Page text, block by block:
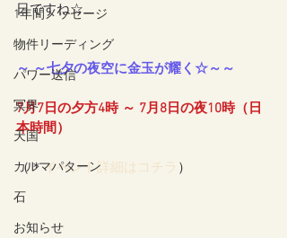
1年間メッセージ
物件リーディング
パワー送信
冥界
天国
カルマパターン
石
お知らせ
日ですね☆
～ ～七夕の夜空に金玉が耀く☆～～
7月7日の夕方4時 ～ 7月8日の夜10時（日
本時間）
（＊イベント詳細はコチラ ）